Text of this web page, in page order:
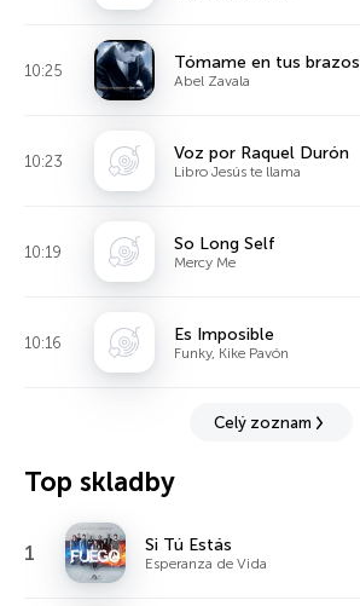
10:25 Tómame en tus brazos
Abel Zavala
10:23 Voz por Raquel Durón
Libro Jesús te llama
10:19 So Long Self
Mercy Me
10:16 Es Imposible
Funky, Kike Pavón
Celý zoznam
Top skladby
1 Si Tú Estás
Esperanza de Vida